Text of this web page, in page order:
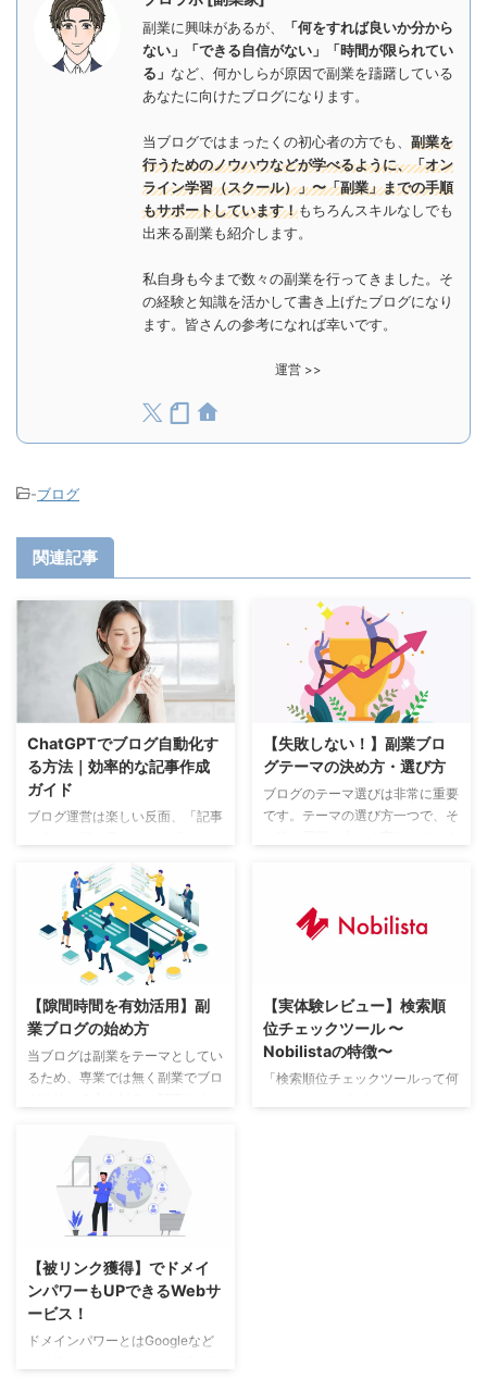
副業に興味があるが、
「何をすれば良いか分から
ない」「できる自信がない」「時間が限られてい
る」 など、何かしらが原因で副業を躊躇している
あなたに向けたブログになります。
当ブログではまったくの初心者の方でも、 副業を
行うためのノウハウなどが学べるように、「オン
ライン学習（スクール）」〜「副業」までの手順
もサポートしています！もちろんスキルなしでも
出来る副業も紹介します。
私自身も今まで数々の副業を行ってきました。そ
の経験と知識を活かして書き上げたブログになり
ます。皆さんの参考になれば幸いです。
運営 >>
-ブログ
関連記事
ChatGPTでブログ自動化す
る方法｜効率的な記事作成
ガイド
ブログ運営は楽しい反面、「記事
すよね。そこで注目されているの
が、ChatGPTを活用したブログ
自動化です。ChatGPTを上手に
使えば、記事構成から本文作成ま
でを効率化でき、作業時間を大幅
に短縮できます。この記事では、
ChatGPTでブログ自動化する方
法を、初心者にもわかりやすく、
例を交えながら丁寧に解説しま
す。 ChatGPTでブログ自動化す
しく理解 ...
【失敗しない！】副業ブロ
グテーマの決め方・選び方
ブログのテーマ選びは非常に重要
です。テーマの選び方一つで、そ
が、同じ人間が書いていてもテー
マによっては、書くことに時間が
副業ブログを行なっている私だか
らこそ分かる現役副業ブロガーの
視点でご紹介します。 本業を活
かしたブログテーマを見つけよ
【隙間時間を有効活用】副
業ブログの始め方
当ブログは副業をテーマとしてい
るため、専業では無く副業でブロ
間を使っての効率の良いブログの
薦め方をご紹介します。 副業に
ブログをすすめる理由 初期費用
がほとんどかからない パソコン
のにかかる費用はレンタルサーバ
ー代くらいです。 以前はレンタ
ルサーバーとドメインを別々に取
得していたため、それぞれに費用
【実体験レビュー】検索順
位チェックツール 〜
Nobilistaの特徴〜
「検索順位チェックツールって何
【被リンク獲得】でドメイ
ンパワーもUPできるWebサ
ービス！
ドメインパワーとはGoogleなど